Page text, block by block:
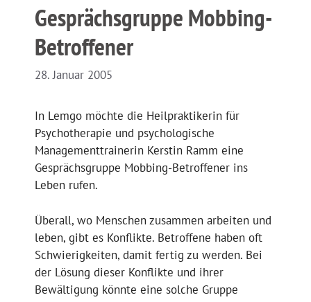
Gesprächsgruppe Mobbing-
Betroffener
28. Januar 2005
In Lemgo möchte die Heilpraktikerin für
Psychotherapie und psychologische
Managementtrainerin Kerstin Ramm eine
Gesprächsgruppe Mobbing-Betroffener ins
Leben rufen.
Überall, wo Menschen zusammen arbeiten und
leben, gibt es Konflikte. Betroffene haben oft
Schwierigkeiten, damit fertig zu werden. Bei
der Lösung dieser Konflikte und ihrer
Bewältigung könnte eine solche Gruppe